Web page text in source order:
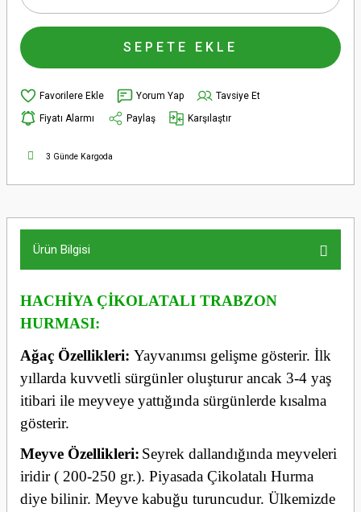
SEPETE EKLE
Yorum Yap
Tavsiye Et
Fiyatı Alarmı
Paylaş Karşılaştır
3 Günde Kargoda
Ürün Bilgisi
HACHİYA ÇİKOLATALI TRABZON
HURMASI:
Ağaç Özellikleri: Yayvanımsı gelişme gösterir. İlk
yıllarda kuvvetli sürgünler oluşturur ancak 3-4 yaş
itibari ile meyveye yattığında sürgünlerde kısalma
gösterir.
Meyve Özellikleri: Seyrek dallandığında meyveleri
iridir ( 200-250 gr.). Piyasada Çikolatalı Hurma
diye bilinir. Meyve kabuğu turuncudur. Ülkemizde